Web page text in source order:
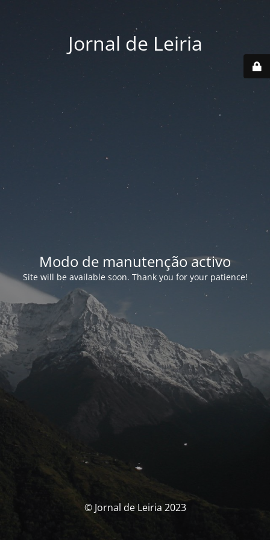
Jornal de Leiria
Modo de manutenção activo
Site will be available soon. Thank you for your patience!
© Jornal de Leiria 2023